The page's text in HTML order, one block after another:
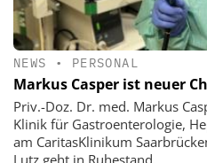
NEWS • PERSONAL
Markus Casper ist neuer
Priv.-Doz. Dr. med. Markus
Klinik für Gastroenterologie,
am CaritasKlinikum